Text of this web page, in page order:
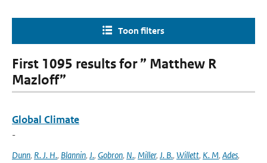
Toon filters
First 1095 results for ” Matthew R
Mazloff”
Global Climate
-
Dunn, R. J. H., Blannin, J., Gobron, N., Miller, J. B., Willett, K. M, Ades,